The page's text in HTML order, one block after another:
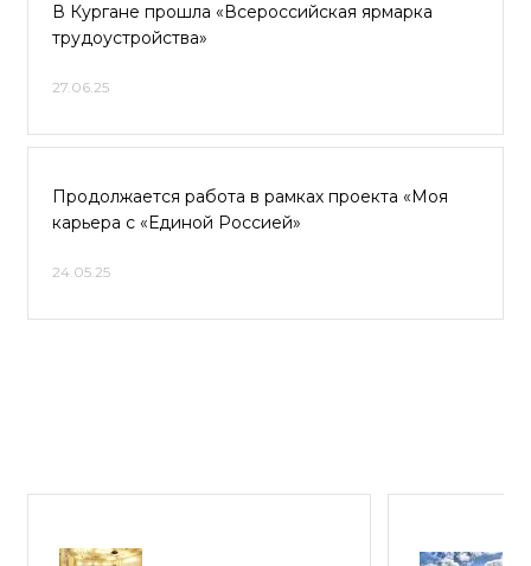
В Кургане прошла «Всероссийская ярмарка
трудоустройства»
27.06.25
Продолжается работа в рамках проекта «Моя
карьера с «Единой Россией»
24.05.25